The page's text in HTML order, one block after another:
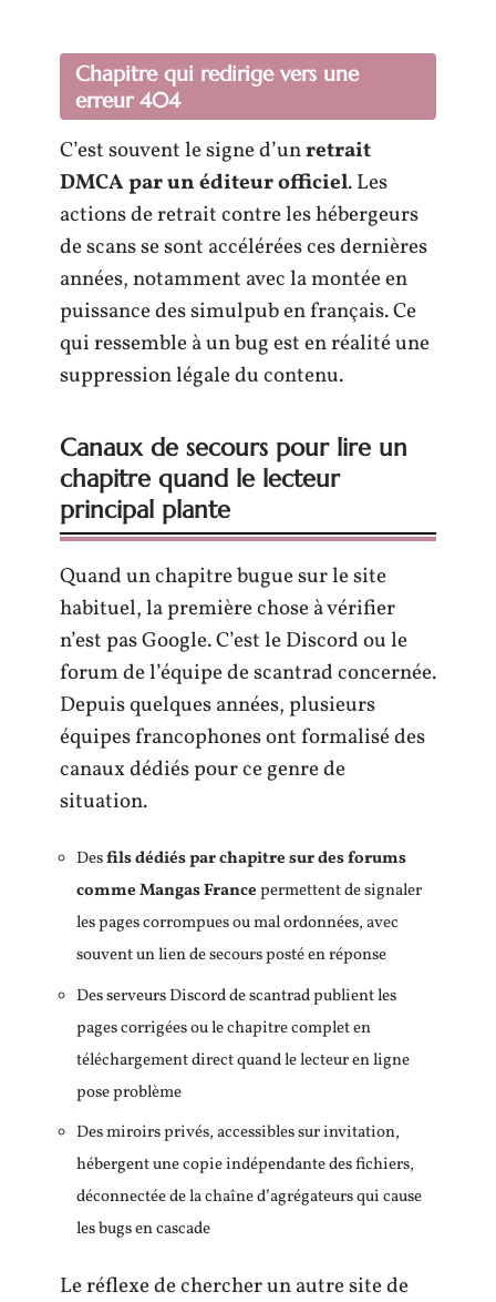
Chapitre qui redirige vers une
erreur 404
C’est souvent le signe d’unretrait
DMCA par un éditeur officiel. Les
actions de retrait contre les hébergeurs
de scans se sont accélérées ces dernières
années, notamment avec la montée en
puissance des simulpub en français. Ce
qui ressemble à un bug est en réalité une
suppression légale du contenu.
Canaux de secours pour lire un
chapitre quand le lecteur
principal plante
Quand un chapitre bugue sur le site
habituel, la première chose à vérifier
n’est pas Google. C’est le Discord ou le
forum de l’équipe de scantrad concernée.
Depuis quelques années, plusieurs
équipes francophones ont formalisé des
canaux dédiés pour ce genre de
situation.
Desfils dédiés par chapitre sur des forums
comme Mangas Francepermettent de signaler
les pages corrompues ou mal ordonnées, avec
souvent un lien de secours posté en réponse
Des serveurs Discord de scantrad publient les
pages corrigées ou le chapitre complet en
téléchargement direct quand le lecteur en ligne
pose problème
Des miroirs privés, accessibles sur invitation,
hébergent une copie indépendante des fichiers,
déconnectée de la chaîne d’agrégateurs qui cause
les bugs en cascade
Le réflexe de chercher un autre site de